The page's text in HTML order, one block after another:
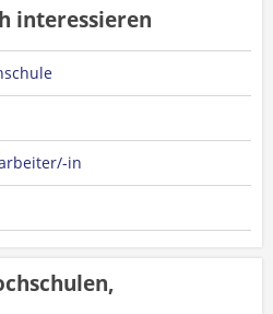
interessieren
in